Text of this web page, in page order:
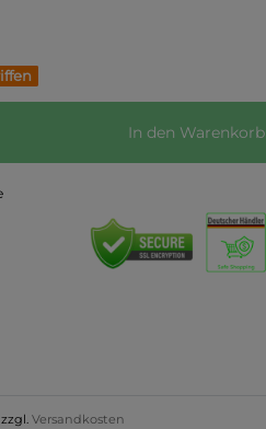
In den Warenkorb
Versandkosten